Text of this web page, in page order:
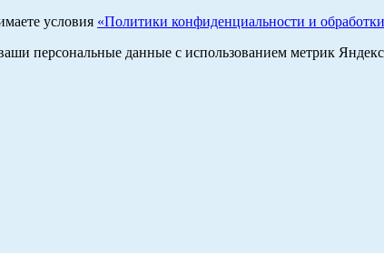
условия «Политики конфиденциальности и
персональные данные с использованием метрик